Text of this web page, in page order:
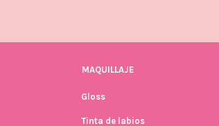
MAQUILLAJE
Gloss
Tinta de labios